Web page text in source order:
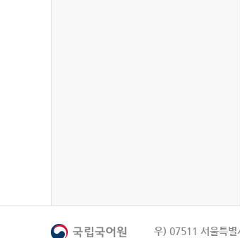
우) 07511 서울특